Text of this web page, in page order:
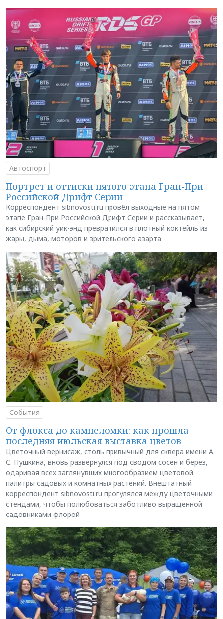
Автоспорт
Портрет и оттиски пятого этапа Гран-При
Российской Дрифт Серии
Корреспондент sibnovosti.ru провёл выходные на пятом
этапе Гран-При Российской Дрифт Серии и рассказывает,
как сибирский уик-энд превратился в плотный коктейль из
жары, дыма, моторов и зрительского азарта
События
От флокса до камнеломки: как прошла
последняя июльская выставка цветов
Цветочный вернисаж, столь привычный для сквера имени А.
С. Пушкина, вновь развернулся под сводом сосен и берёз,
одаривая всех заглянувших многообразием цветовой
палитры садовых и комнатных растений. Внештатный
корреспондент sibnovosti.ru прогулялся между цветочными
стендами, чтобы полюбоваться заботливо выращенной
садовниками флорой